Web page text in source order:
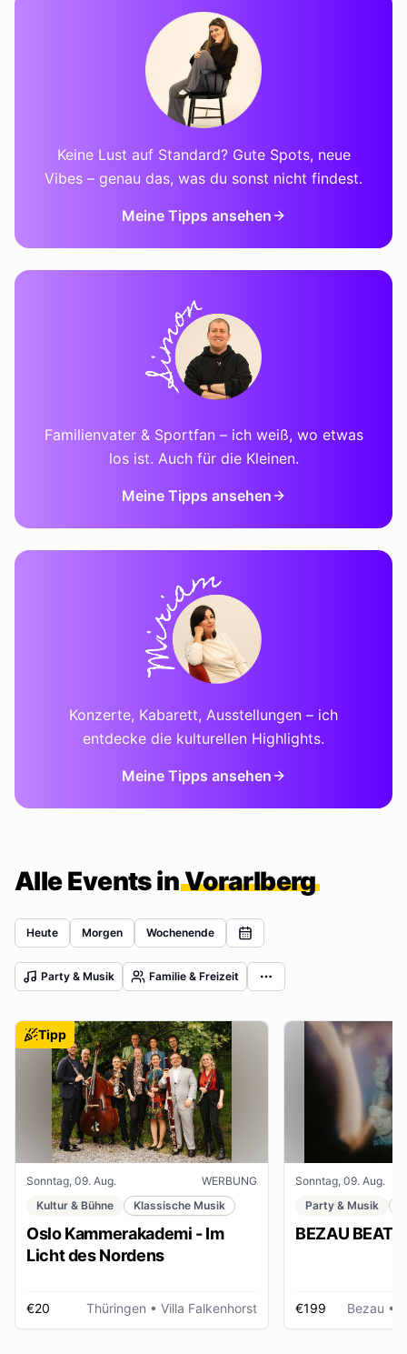
Keine Lust auf Standard? Gute Spots, neue
Vibes – genau das, was du sonst nicht findest.
Meine Tipps ansehen
Familienvater & Sportfan – ich weiß, wo etwas
los ist. Auch für die Kleinen.
Meine Tipps ansehen
Konzerte, Kabarett, Ausstellungen – ich
entdecke die kulturellen Highlights.
Meine Tipps ansehen
Alle Events inVorarlberg
Heute Morgen Wochenende
Party & Musik Familie & Freizeit
Tipp
Sonntag, 09. Aug.
WERBUNG
Kultur & Bühne
Klassische Musik
Oslo Kammerakademi - Im
Licht des Nordens
€20 Thüringen • Villa Falkenhorst
Sonntag, 09. Aug.
Party & Musik
BEZAU BEATZ
€199 Bezau •